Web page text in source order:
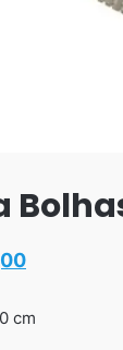
O
atual
cm